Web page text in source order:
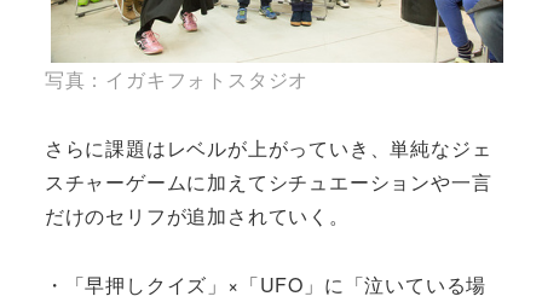
写真：イガキフォトスタジオ
さらに課題はレベルが上がっていき、単純なジェ
スチャーゲームに加えてシチュエーションや一言
だけのセリフが追加されていく。
・「早押しクイズ」×「UFO」に「泣いている場